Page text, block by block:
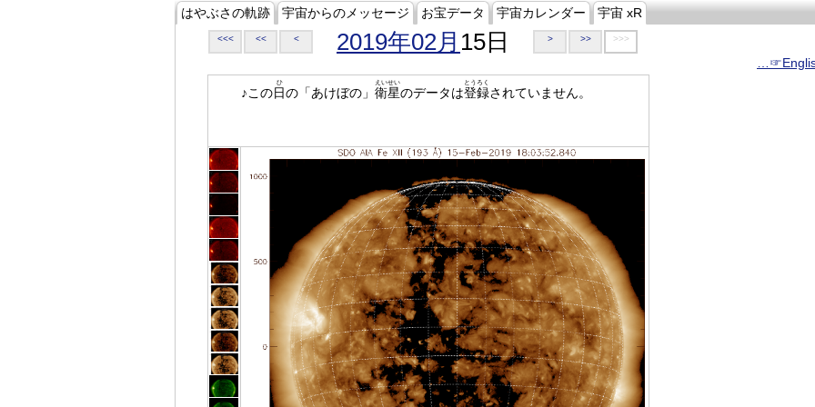
はやぶさの軌跡 宇宙からのメッセージ お宝データ 宇宙カレンダー 宇宙 xR
<<< << < 2019年02月 15日 > >> >>>
♪この日
ひ
の「あけぼの」 衛星
えいせい
のデータは登録
とうろく
されていません。